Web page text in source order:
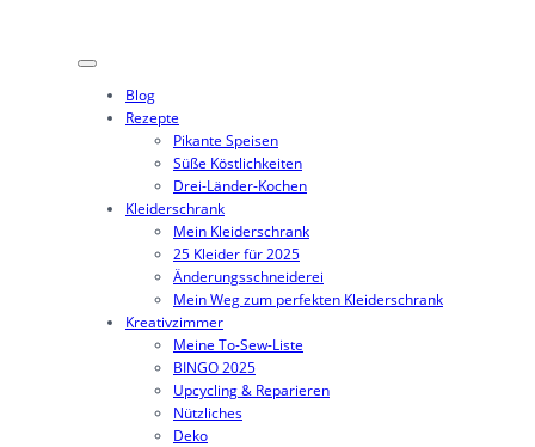
Blog
Rezepte
Pikante Speisen
Süße Köstlichkeiten
Drei-Länder-Kochen
Kleiderschrank
Mein Kleiderschrank
25 Kleider für 2025
Änderungsschneiderei
Mein Weg zum perfekten Kleiderschrank
Kreativzimmer
Meine To-Sew-Liste
BINGO 2025
Upcycling & Reparieren
Nützliches
Deko